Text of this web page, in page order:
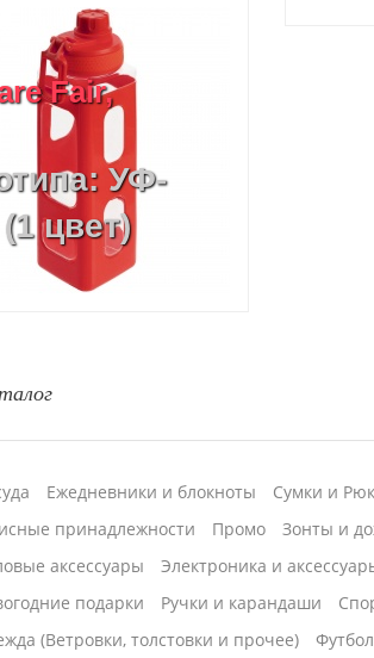
Fair,
УФ-
цвет)
Ежедневники и блокноты Сумки и
принадлежности
Промо
Зонты и
аксессуары
Электроника и
подарки
Ручки и карандаши
(Ветровки, толстовки и прочее)